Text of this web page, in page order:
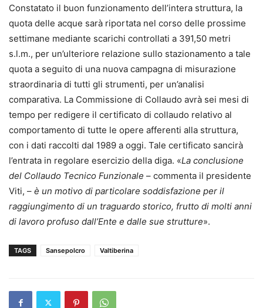
Constatato il buon funzionamento dell’intera struttura, la
quota delle acque sarà riportata nel corso delle prossime
settimane mediante scarichi controllati a 391,50 metri
s.l.m., per un’ulteriore relazione sullo stazionamento a tale
quota a seguito di una nuova campagna di misurazione
straordinaria di tutti gli strumenti, per un’analisi
comparativa. La Commissione di Collaudo avrà sei mesi di
tempo per redigere il certificato di collaudo relativo al
comportamento di tutte le opere afferenti alla struttura,
con i dati raccolti dal 1989 a oggi. Tale certificato sancirà
l’entrata in regolare esercizio della diga. «La conclusione
del Collaudo Tecnico Funzionale – commenta il presidente
Viti, – è un motivo di particolare soddisfazione per il
raggiungimento di un traguardo storico, frutto di molti anni
di lavoro profuso dall’Ente e dalle sue strutture».
TAGS Sansepolcro Valtiberina